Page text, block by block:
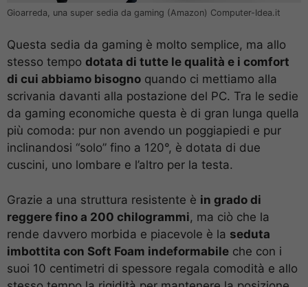
Gioarreda, una super sedia da gaming (Amazon) Computer-Idea.it
Questa sedia da gaming è molto semplice, ma allo
stesso tempo dotata di tutte le qualità e i comfort
di cui abbiamo bisogno quando ci mettiamo alla
scrivania davanti alla postazione del PC. Tra le sedie
da gaming economiche questa è di gran lunga quella
più comoda: pur non avendo un poggiapiedi e pur
inclinandosi “solo” fino a 120°, è dotata di due
cuscini, uno lombare e l’altro per la testa.
Grazie a una struttura resistente è in grado di
reggere fino a 200 chilogrammi, ma ciò che la
rende davvero morbida e piacevole è la seduta
imbottita con Soft Foam indeformabile che con i
suoi 10 centimetri di spessore regala comodità e allo